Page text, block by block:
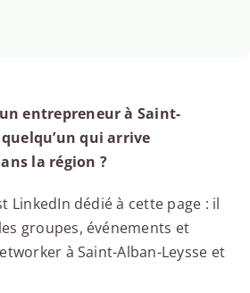
entrepreneur à Saint-
qui arrive
la région ?
LinkedIn dédié à cette page : il
groupes, événements et
à Saint-Alban-Leysse et